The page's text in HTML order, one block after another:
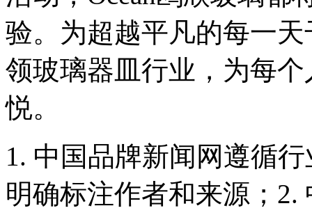
验。为超越平凡的每一
领玻璃器皿行业，为每
悦。
1. 中国品牌新闻网遵循
明确标注作者和来源；